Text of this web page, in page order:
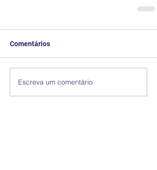
Comentários
Escreva um comentário